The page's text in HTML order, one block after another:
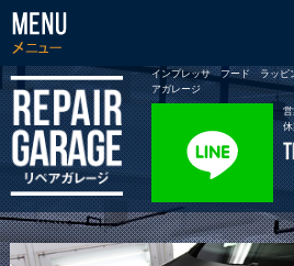
インプレッサ フード ラッピ
アガレージ